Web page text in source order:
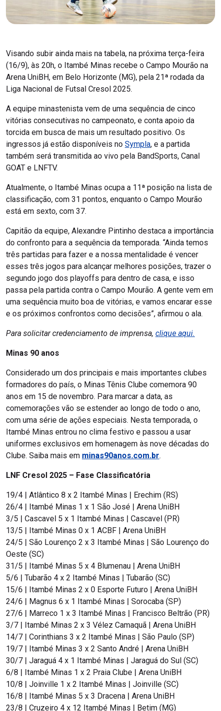
Visando subir ainda mais na tabela, na próxima terça-feira
(16/9), às 20h, o Itambé Minas recebe o Campo Mourão na
Arena UniBH, em Belo Horizonte (MG), pela 21ª rodada da
Liga Nacional de Futsal Cresol 2025.
A equipe minastenista vem de uma sequência de cinco
vitórias consecutivas no campeonato, e conta apoio da
torcida em busca de mais um resultado positivo. Os
ingressos já estão disponíveis no Sympla, e a partida
também será transmitida ao vivo pela BandSports, Canal
GOAT e LNFTV.
Atualmente, o Itambé Minas ocupa a 11ª posição na lista de
classificação, com 31 pontos, enquanto o Campo Mourão
está em sexto, com 37.
Capitão da equipe, Alexandre Pintinho destaca a importância
do confronto para a sequência da temporada. “Ainda temos
três partidas para fazer e a nossa mentalidade é vencer
esses três jogos para alcançar melhores posições, trazer o
segundo jogo dos playoffs para dentro de casa, e isso
passa pela partida contra o Campo Mourão. A gente vem em
uma sequência muito boa de vitórias, e vamos encarar esse
e os próximos confrontos como decisões”, afirmou o ala.
Para solicitar credenciamento de imprensa, clique aqui.
Minas 90 anos
Considerado um dos principais e mais importantes clubes
formadores do país, o Minas Tênis Clube comemora 90
anos em 15 de novembro. Para marcar a data, as
comemorações vão se estender ao longo de todo o ano,
com uma série de ações especiais. Nesta temporada, o
Itambé Minas entrou no clima festivo e passou a usar
uniformes exclusivos em homenagem às nove décadas do
Clube. Saiba mais em minas90anos.com.br.
LNF Cresol 2025 – Fase Classificatória
19/4 | Atlântico 8 x 2 Itambé Minas | Erechim (RS)
26/4 | Itambé Minas 1 x 1 São José | Arena UniBH
3/5 | Cascavel 5 x 1 Itambé Minas | Cascavel (PR)
13/5 | Itambé Minas 0 x 1 ACBF | Arena UniBH
24/5 | São Lourenço 2 x 3 Itambé Minas | São Lourenço do
Oeste (SC)
31/5 | Itambé Minas 5 x 4 Blumenau | Arena UniBH
5/6 | Tubarão 4 x 2 Itambé Minas | Tubarão (SC)
15/6 | Itambé Minas 2 x 0 Esporte Futuro | Arena UniBH
24/6 | Magnus 6 x 1 Itambé Minas | Sorocaba (SP)
27/6 | Marreco 1 x 3 Itambé Minas | Francisco Beltrão (PR)
3/7 | Itambé Minas 2 x 3 Vélez Camaquã | Arena UniBH
14/7 | Corinthians 3 x 2 Itambé Minas | São Paulo (SP)
19/7 | Itambé Minas 3 x 2 Santo André | Arena UniBH
30/7 | Jaraguá 4 x 1 Itambé Minas | Jaraguá do Sul (SC)
6/8 | Itambé Minas 1 x 2 Praia Clube | Arena UniBH
10/8 | Joinville 1 x 2 Itambé Minas | Joinville (SC)
16/8 | Itambé Minas 5 x 3 Dracena | Arena UniBH
23/8 | Cruzeiro 4 x 12 Itambé Minas | Betim (MG)